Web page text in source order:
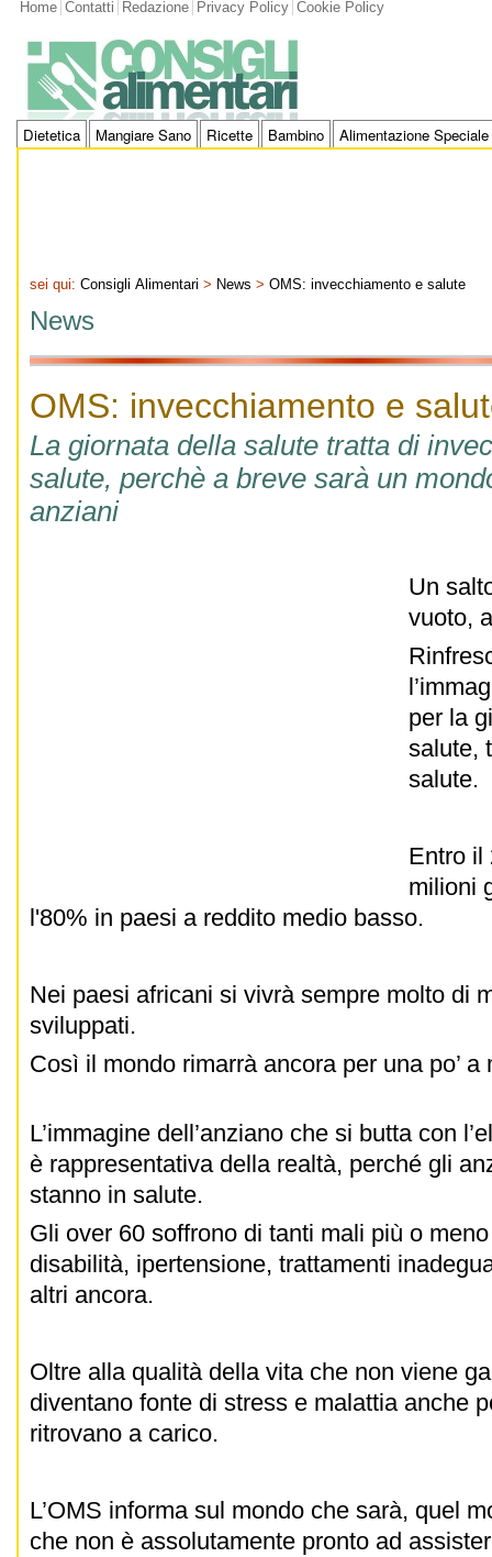
Home Contatti Redazione Privacy Policy Cookie Policy
Dietetica Mangiare Sano Ricette Bambino Alimentazione Speciale
sei qui: Consigli Alimentari > News > OMS: invecchiamento e salute
News
OMS: invecchiamento e
La giornata della salute tratta di
salute, perchè a breve sarà un
anziani
Un
vuoto,
per la
salute,
salute.
Entro il
milioni
l'80% in paesi a reddito medio basso.
Nei paesi africani si vivrà sempre molto di
sviluppati.
Così il mondo rimarrà ancora per una po’
L’immagine dell’anziano che si butta con
è rappresentativa della realtà, perché gli
stanno in salute.
Gli over 60 soffrono di tanti mali più o
disabilità, ipertensione, trattamenti
altri ancora.
Oltre alla qualità della vita che non viene
diventano fonte di stress e malattia anche
ritrovano a carico.
L’OMS informa sul mondo che sarà, quel
che non è assolutamente pronto ad